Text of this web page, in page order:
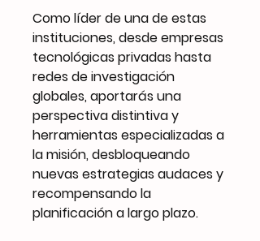
Como líder de una de estas
instituciones, desde empresas
tecnológicas privadas hasta
redes de investigación
globales, aportarás una
perspectiva distintiva y
herramientas especializadas a
la misión, desbloqueando
nuevas estrategias audaces y
recompensando la
planificación a largo plazo.